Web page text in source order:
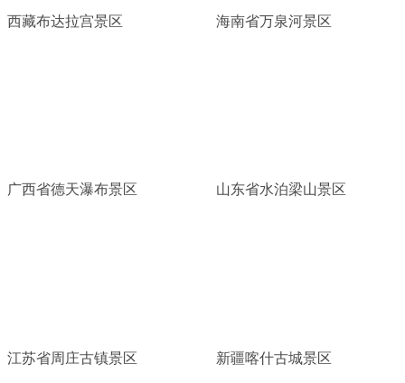
西藏布达拉宫景区 海南省万泉河景区
广西省德天瀑布景区 山东省水泊梁山景区
江苏省周庄古镇景区 新疆喀什古城景区